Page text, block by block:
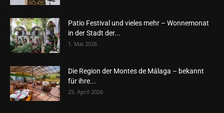
Patio Festival und vieles mehr – Wonnemonat
in der Stadt der...
1. Mai 2026
Die Region der Montes de Málaga – bekannt
für ihre...
25. April 2026